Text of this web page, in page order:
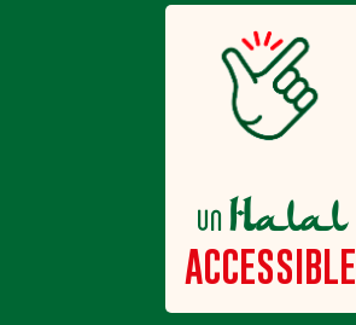
unHalal
ACCESSIBLE